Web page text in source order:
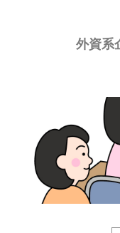
外資系